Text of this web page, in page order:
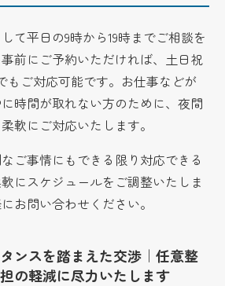
て平日の9時から19時までご相談を
前にご予約いただければ、土日祝
もご対応可能です。お仕事などが
時間が取れない方のために、夜間
軟にご対応いたします。
ご事情にもできる限り対応できる
にスケジュールをご調整いたしま
お問い合わせください。
ンスを踏まえた交渉｜任意整
の軽減に尽力いたします